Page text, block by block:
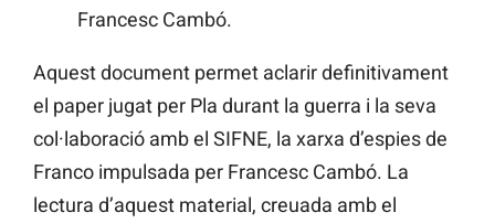
Francesc Cambó.
Aquest document permet aclarir definitivament
el paper jugat per Pla durant la guerra i la seva
col·laboració amb el SIFNE, la xarxa d’espies de
Franco impulsada per Francesc Cambó. La
lectura d’aquest material, creuada amb el